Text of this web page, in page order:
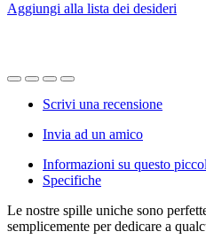
Aggiungi alla lista dei desideri
Scrivi una recensione
Invia ad un amico
Informazioni su questo
Specifiche
Le nostre spille uniche sono
semplicemente per dedicare a